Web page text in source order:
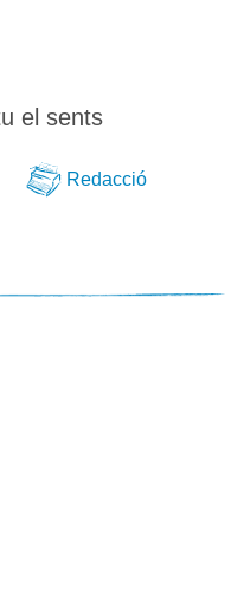
el sents
Redacció